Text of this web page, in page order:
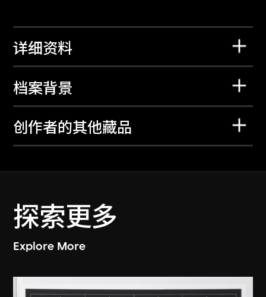
详细资料
档案背景
创作者的其他藏品
探索更多
Explore More